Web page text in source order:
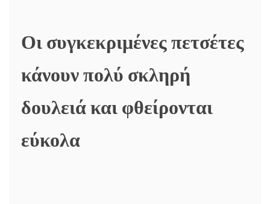
Οι συγκεκριμένες πετσέτες
κάνουν πολύ σκληρή
δουλειά και φθείρονται
εύκολα